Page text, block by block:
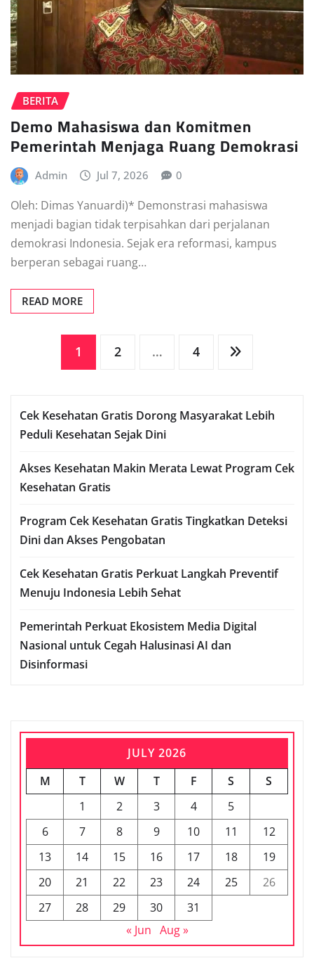
BERITA
Demo Mahasiswa dan Komitmen
Pemerintah Menjaga Ruang Demokrasi
Admin Jul 7, 2026 0
Oleh: Dimas Yanuardi)* Demonstrasi mahasiswa
menjadi bagian tidak terpisahkan dari perjalanan
demokrasi Indonesia. Sejak era reformasi, kampus
berperan sebagai ruang…
READ MORE
Posts
pagination
1 2 … 4
Cek Kesehatan Gratis Dorong Masyarakat Lebih
Peduli Kesehatan Sejak Dini
Akses Kesehatan Makin Merata Lewat Program Cek
Kesehatan Gratis
Program Cek Kesehatan Gratis Tingkatkan Deteksi
Dini dan Akses Pengobatan
Cek Kesehatan Gratis Perkuat Langkah Preventif
Menuju Indonesia Lebih Sehat
Pemerintah Perkuat Ekosistem Media Digital
Nasional untuk Cegah Halusinasi AI dan
Disinformasi
JULY 2026
M
T W T F S
S
1
2 3 4
5
6
7 8 9 10 11
12
13
14 15 16 17 18
19
20
21 22 23 24 25
26
27
28 29 30
31
« Jun Aug »